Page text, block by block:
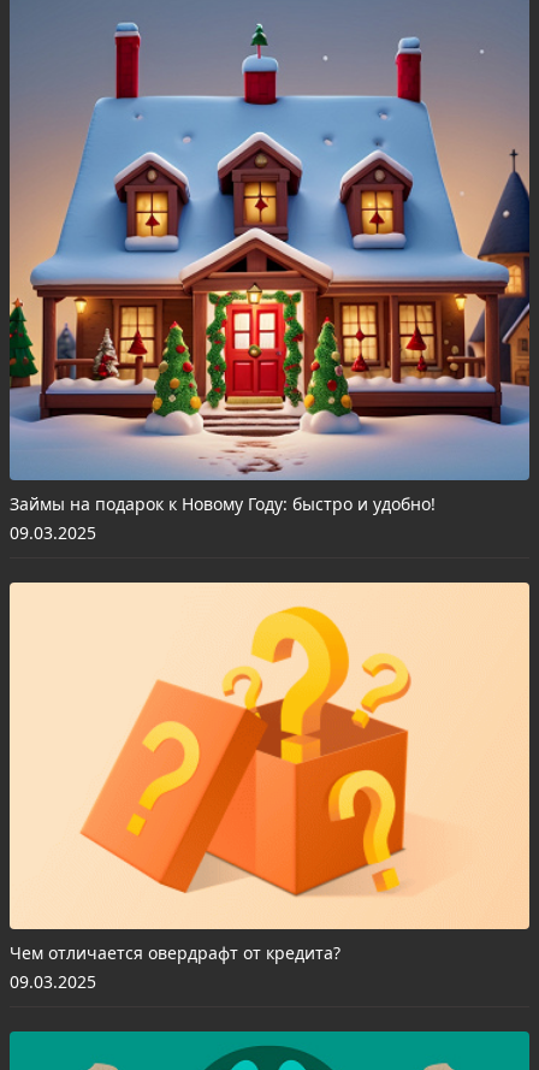
Займы на подарок к Новому Году: быстро и удобно!
09.03.2025
Чем отличается овердрафт от кредита?
09.03.2025